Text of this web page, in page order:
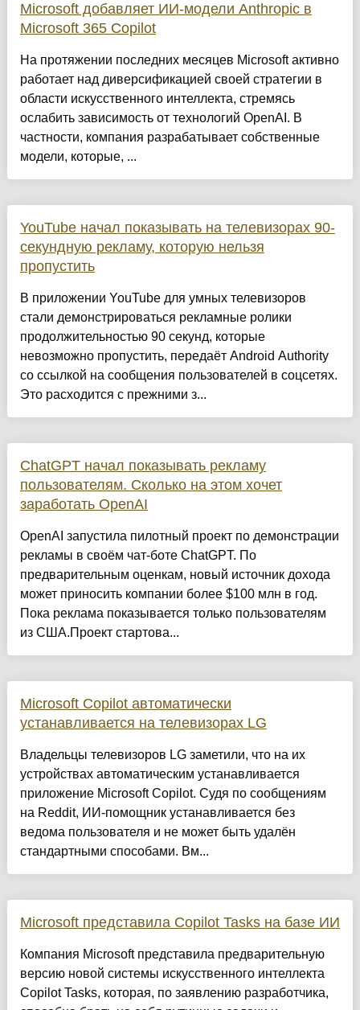
Microsoft добавляет ИИ-модели Anthropic в
Microsoft 365 Copilot
На протяжении последних месяцев Microsoft активно
работает над диверсификацией своей стратегии в
области искусственного интеллекта, стремясь
ослабить зависимость от технологий OpenAI. В
частности, компания разрабатывает собственные
модели, которые, ...
YouTube начал показывать на телевизорах 90-
секундную рекламу, которую нельзя
пропустить
В приложении YouTube для умных телевизоров
стали демонстрироваться рекламные ролики
продолжительностью 90 секунд, которые
невозможно пропустить, передаёт Android Authority
со ссылкой на сообщения пользователей в соцсетях.
Это расходится с прежними з...
ChatGPT начал показывать рекламу
пользователям. Сколько на этом хочет
заработать OpenAI
OpenAI запустила пилотный проект по демонстрации
рекламы в своём чат-боте ChatGPT. По
предварительным оценкам, новый источник дохода
может приносить компании более $100 млн в год.
Пока реклама показывается только пользователям
из США.Проект стартова...
Microsoft Copilot автоматически
устанавливается на телевизорах LG
Владельцы телевизоров LG заметили, что на их
устройствах автоматическим устанавливается
приложение Microsoft Copilot. Судя по сообщениям
на Reddit, ИИ-помощник устанавливается без
ведома пользователя и не может быть удалён
стандартными способами. Вм...
Microsoft представила Copilot Tasks на базе ИИ
Компания Microsoft представила предварительную
версию новой системы искусственного интеллекта
Copilot Tasks, которая, по заявлению разработчика,